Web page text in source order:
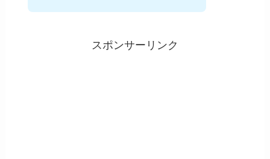
スポンサーリンク